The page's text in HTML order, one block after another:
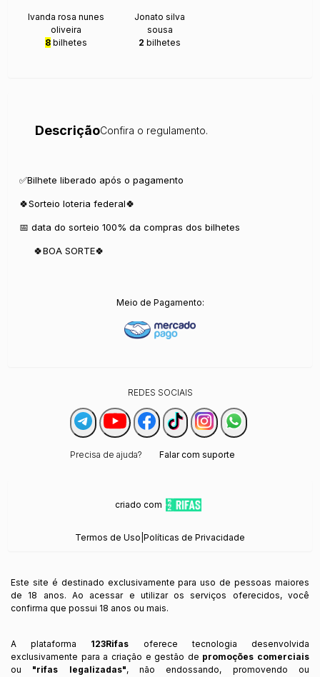
Ivanda rosa nunes
oliveira
8 bilhetes
Jonato silva
sousa
2 bilhetes
DescriçãoConfira o regulamento.
✅️Bilhete liberado após o pagamento
🍀Sorteio loteria federal🍀
📅 data do sorteio 100% da compras dos bilhetes
🍀BOA SORTE🍀
Meio de Pagamento:
REDES SOCIAIS
Precisa de ajuda? Falar com suporte
criado com
Termos de Uso Políticas de Privacidade
Este site é destinado exclusivamente para uso de pessoas maiores
de 18 anos. Ao acessar e utilizar os serviços oferecidos, você
confirma que possui 18 anos ou mais.
A plataforma 123Rifas oferece tecnologia desenvolvida
exclusivamente para a criação e gestão de promoções comerciais
ou "rifas legalizadas", não endossando, promovendo ou